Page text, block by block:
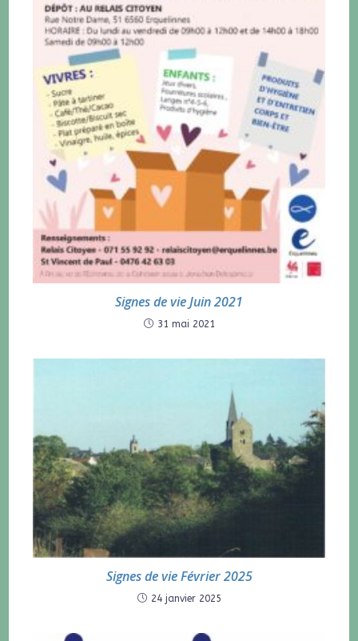
Signes de vie Juin 2021
31 mai 2021
Signes de vie Février 2025
24 janvier 2025